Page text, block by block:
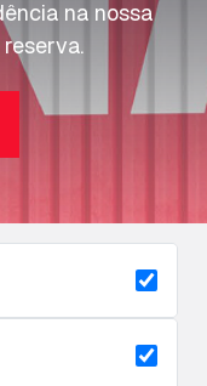
na nossa